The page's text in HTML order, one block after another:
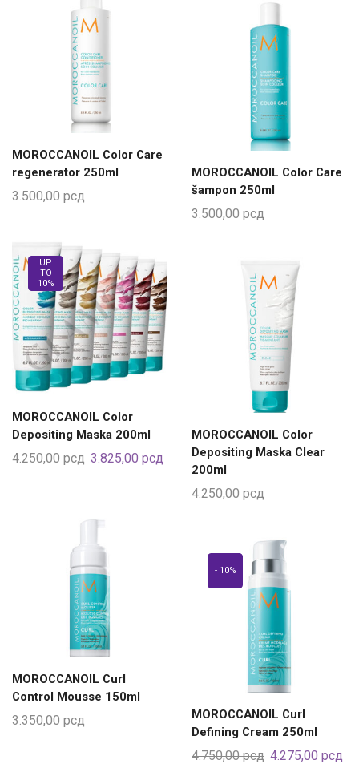
MOROCCANOIL Color Care
regenerator 250ml
3.500,00 рсд
MOROCCANOIL Color Care
šampon 250ml
3.500,00 рсд
UP
TO
10%
MOROCCANOIL Color
Depositing Maska 200ml
4.250,00рсд 3.825,00 рсд
MOROCCANOIL Color
Depositing Maska Clear
200ml
4.250,00 рсд
MOROCCANOIL Curl
Control Mousse 150ml
3.350,00 рсд
- 10%
MOROCCANOIL Curl
Defining Cream 250ml
4.750,00рсд 4.275,00 рсд